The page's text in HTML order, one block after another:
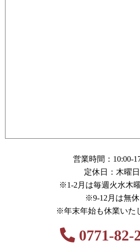
営業時間：10:00-
定休日：木曜日
※1-2月は毎週火水木
※9-12月は無休
※年末年始も休業いた
0771-82-